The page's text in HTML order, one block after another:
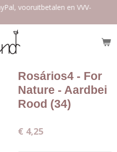
vooruitbetalen en VVV-
Rosários4 - For
Nature - Aardbei
Rood (34)
€ 4,25